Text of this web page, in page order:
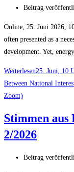
Beitrag
Online, 25. Juni 2026,
often presented as a
development. Yet,
Weiterlesen25. Juni, 10
Between National
Zoom)
Stimmen aus
2/2026
Beitrag